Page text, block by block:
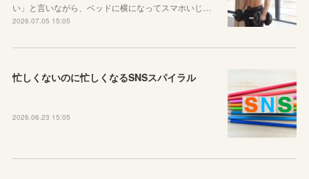
い」と言いながら、ベッドに横になってスマホいじ…
2026.07.05 15:05
忙しくないのに忙しくなるSNSスパイラル
2026.06.23 15:05